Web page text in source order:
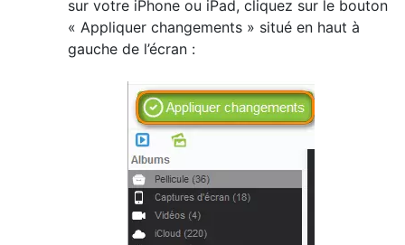
sur votre iPhone ou iPad, cliquez sur le bouton
« Appliquer changements » situé en haut à
gauche de l’écran :